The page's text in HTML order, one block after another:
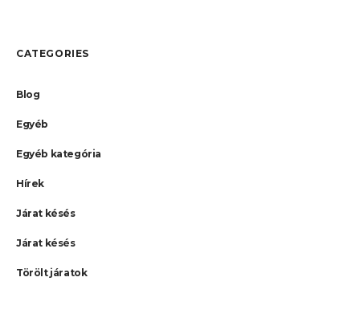
CATEGORIES
Blog
Egyéb
Egyéb kategória
Hírek
Járat késés
Járat késés
Törölt járatok